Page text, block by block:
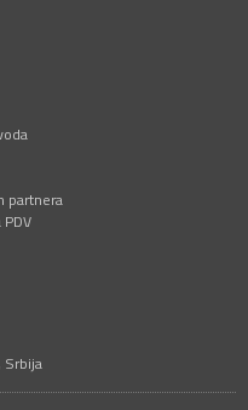
partnera
Srbija